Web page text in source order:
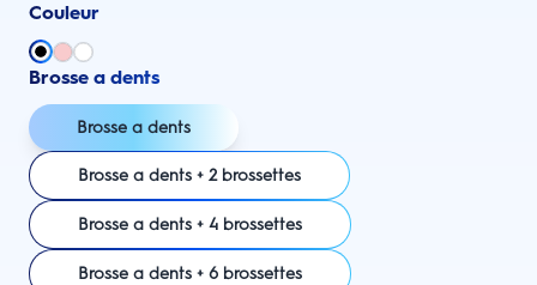
Couleur
Brosse a dents
Brosse a dents
Brosse a dents + 2 brossettes
Brosse a dents + 4 brossettes
Brosse a dents + 6 brossettes